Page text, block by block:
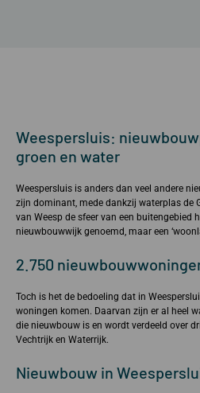
Weespersluis:
groen en water
Weespersluis is anders dan veel andere
zijn dominant, mede dankzij waterplas de
van Weesp de sfeer van een buitengebied
nieuwbouwwijk genoemd, maar een
2.750
Toch is het de bedoeling dat in
woningen komen. Daarvan zijn er al heel
die nieuwbouw is en wordt verdeeld over
Vechtrijk en Waterrijk.
Nieuwbouw in